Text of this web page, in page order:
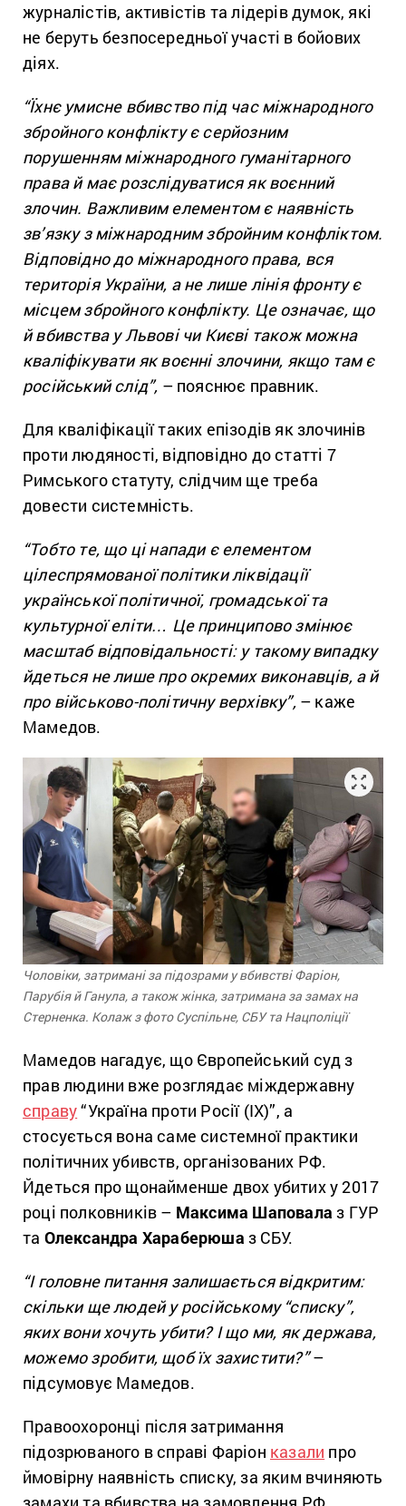
журналістів, активістів та лідерів думок, які
не беруть безпосередньої участі в бойових
діях.
“Їхнє умисне вбивство під час міжнародного
збройного конфлікту є серйозним
порушенням міжнародного гуманітарного
права й має розслідуватися як воєнний
злочин. Важливим елементом є наявність
зв’язку з міжнародним збройним конфліктом.
Відповідно до міжнародного права, вся
територія України, а не лише лінія фронту є
місцем збройного конфлікту. Це означає, що
й вбивства у Львові чи Києві також можна
кваліфікувати як воєнні злочини, якщо там є
російський слід”, – пояснює правник.
Для кваліфікації таких епізодів як злочинів
проти людяності, відповідно до статті 7
Римського статуту, слідчим ще треба
довести системність.
“Тобто те, що ці напади є елементом
цілеспрямованої політики ліквідації
української політичної, громадської та
культурної еліти… Це принципово змінює
масштаб відповідальності: у такому випадку
йдеться не лише про окремих виконавців, а й
про військово-політичну верхівку”,– каже
Мамедов.
Чоловіки, затримані за підозрами у вбивстві Фаріон,
Парубія й Ганула, а також жінка, затримана за замах на
Стерненка. Колаж з фото Суспільне, СБУ та Нацполіції
Мамедов нагадує, що Європейський суд з
прав людини вже розглядає міждержавну
справу“Україна проти Росії (ІХ)”, а
стосується вона саме системної практики
політичних убивств, організованих РФ.
Йдеться про щонайменше двох убитих у 2017
році полковників – Максима Шаповала з ГУР
та Олександра Хараберюша з СБУ.
“І головне питання залишається відкритим:
скільки ще людей у російському “списку”,
яких вони хочуть убити? І що ми, як держава,
можемо зробити, щоб їх захистити?”–
підсумовує Мамедов.
Правоохоронці після затримання
підозрюваного в справі Фаріон казали про
ймовірну наявність списку, за яким вчиняють